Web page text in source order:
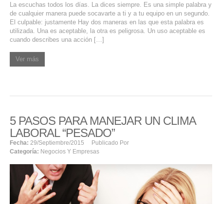
La escuchas todos los días. La dices siempre. Es una simple palabra y
de cualquier manera puede socavarte a ti y a tu equipo en un segundo.
El culpable: justamente Hay dos maneras en las que esta palabra es
utilizada. Una es aceptable, la otra es peligrosa. Un uso aceptable es
cuando describes una acción […]
Ver más
5 PASOS PARA MANEJAR UN CLIMA
LABORAL “PESADO”
Fecha: 29/septiembre/2015
Publicado Por
Categoría: Negocios Y Empresas